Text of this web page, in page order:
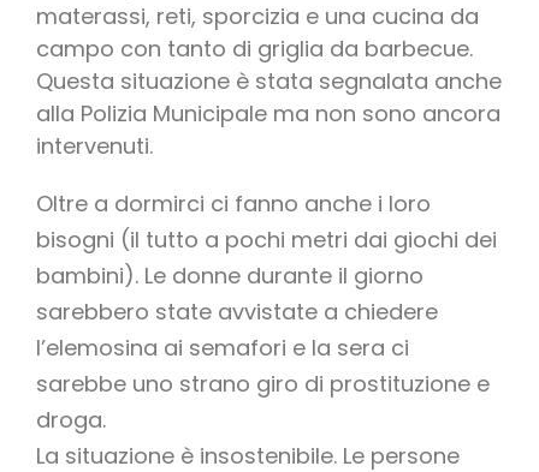
materassi, reti, sporcizia e una cucina da
campo con tanto di griglia da barbecue.
Questa situazione è stata segnalata anche
alla Polizia Municipale ma non sono ancora
intervenuti.
Oltre a dormirci ci fanno anche i loro
bisogni (il tutto a pochi metri dai giochi dei
bambini). Le donne durante il giorno
sarebbero state avvistate a chiedere
l’elemosina ai semafori e la sera ci
sarebbe uno strano giro di prostituzione e
droga.
La situazione è insostenibile. Le persone